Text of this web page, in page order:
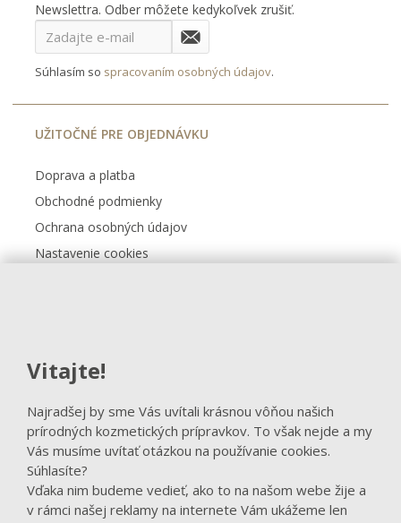
Vitajte!
Najradšej by sme Vás uvítali krásnou vôňou našich
prírodných kozmetických prípravkov. To však nejde a my
Vás musíme uvítať otázkou na používanie cookies.
Súhlasíte?
Vďaka nim budeme vedieť, ako to na našom webe žije a
v rámci našej reklamy na internete Vám ukážeme len
Newslettra. Odber môžete kedykoľvek zrušiť.
Súhlasím so spracovaním osobných údajov.
UŽITOČNÉ PRE OBJEDNÁVKU
Doprava a platba
Obchodné podmienky
Ochrana osobných údajov
Nastavenie cookies